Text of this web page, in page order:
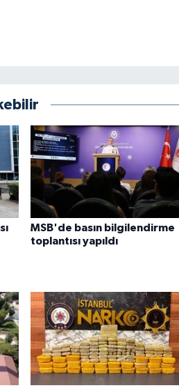
MSB'de basın bilgilendirme
toplantısı yapıldı